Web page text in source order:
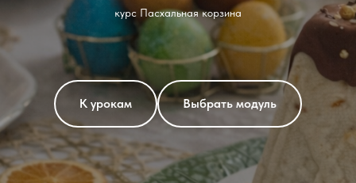
курс Пасхальная корзина
К урокам Выбрать модуль